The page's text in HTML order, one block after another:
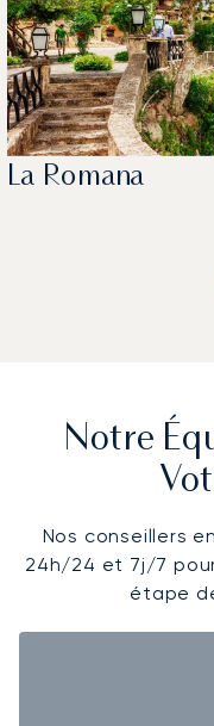
La Romana
Notre
Nos conseillers
24h/24 et 7j/7
étape